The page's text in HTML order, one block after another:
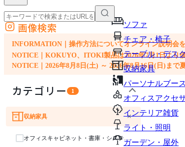
ソファ
チェア・椅子
テーブル・デス
収納家具
パーソナルブー
オフィスアクセ
インテリア雑貨
ライト・照明
ガーデン・屋外
外部サイトの商品をカートに追加
他のサイトで見つけた商品ページのURLを貼り付けて、カートに追加できます
画像検索
INFORMATION｜操作方法についてオンライン説明会
NOTICE｜KOKUYO、ITOKI製品は2026年7月1日より
NOTICE｜2026年8月8日(土) ～ 2026年8月16日(日)まで
カテゴリー 1
ソファ
チェア・椅子
テーブル・デスク
収納家具 ×
オフィスキャビネット・書庫・システム収納